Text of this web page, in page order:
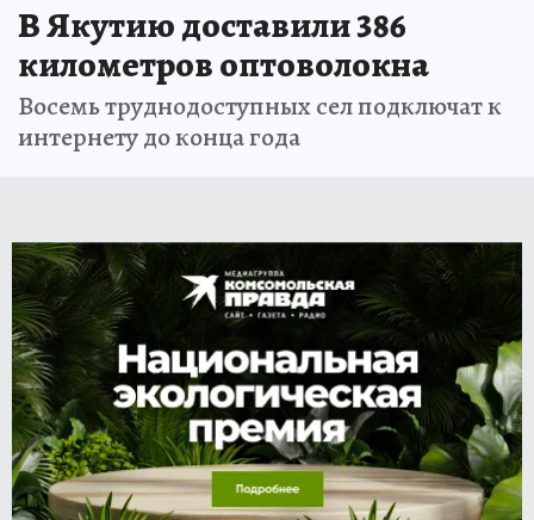
В Якутию доставили 386
километров оптоволокна
Восемь труднодоступных сел подключат к
интернету до конца года